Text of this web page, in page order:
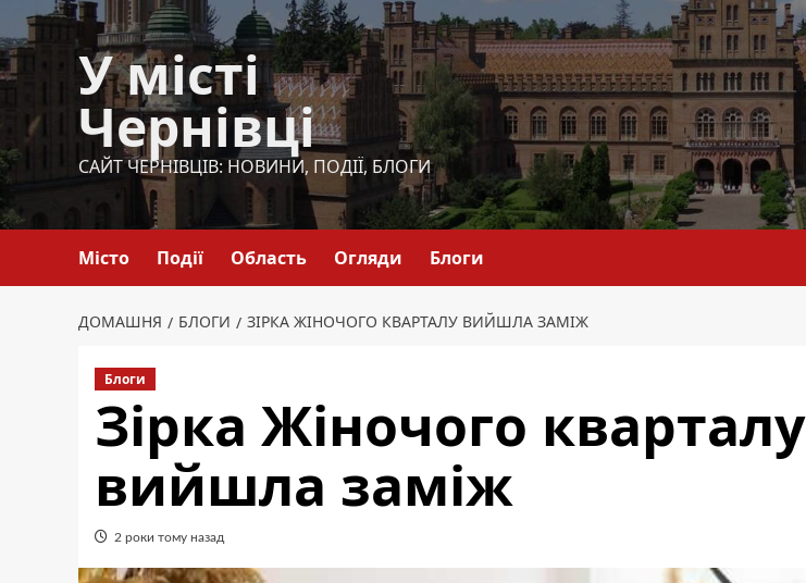
Перейти
до
вмісту
У місті
Чернівці
САЙТ ЧЕРНІВЦІВ: НОВИНИ, ПОДІЇ, БЛОГИ
Місто Події Область Огляди Блоги
ДОМАШНЯ БЛОГИ ЗІРКА ЖІНОЧОГО КВАРТАЛУ ВИЙШЛА ЗАМІЖ
Блоги
Зірка Жіночого кварталу
вийшла заміж
2 роки тому назад